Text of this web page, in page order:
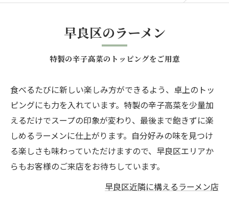
早良区のラーメン
特製の辛子高菜のトッピングをご用意
食べるたびに新しい楽しみ方ができるよう、卓上のトッ
ピングにも力を入れています。特製の辛子高菜を少量加
えるだけでスープの印象が変わり、最後まで飽きずに楽
しめるラーメンに仕上がります。自分好みの味を見つけ
る楽しさも味わっていただけますので、早良区エリアか
らもお客様のご来店をお待ちしています。
早良区近隣に構えるラーメン店